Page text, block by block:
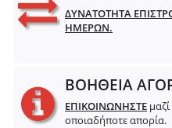
ΔΥΝΑΤΟΤΗΤΑ
ΗΜΕΡΩΝ.
ΒΟΗΘΕΙΑ
ΕΠΙΚΟΙΝΩΝΗΣΤΕ
οποιαδήποτε απορία.